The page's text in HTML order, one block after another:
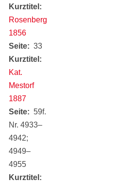
Kurztitel
Rosenberg
1856
Seite
33
Kurztitel
Kat.
Mestorf
1887
Seite
59f.
Nr. 4933‒
4942;
4949‒
4955
Kurztitel